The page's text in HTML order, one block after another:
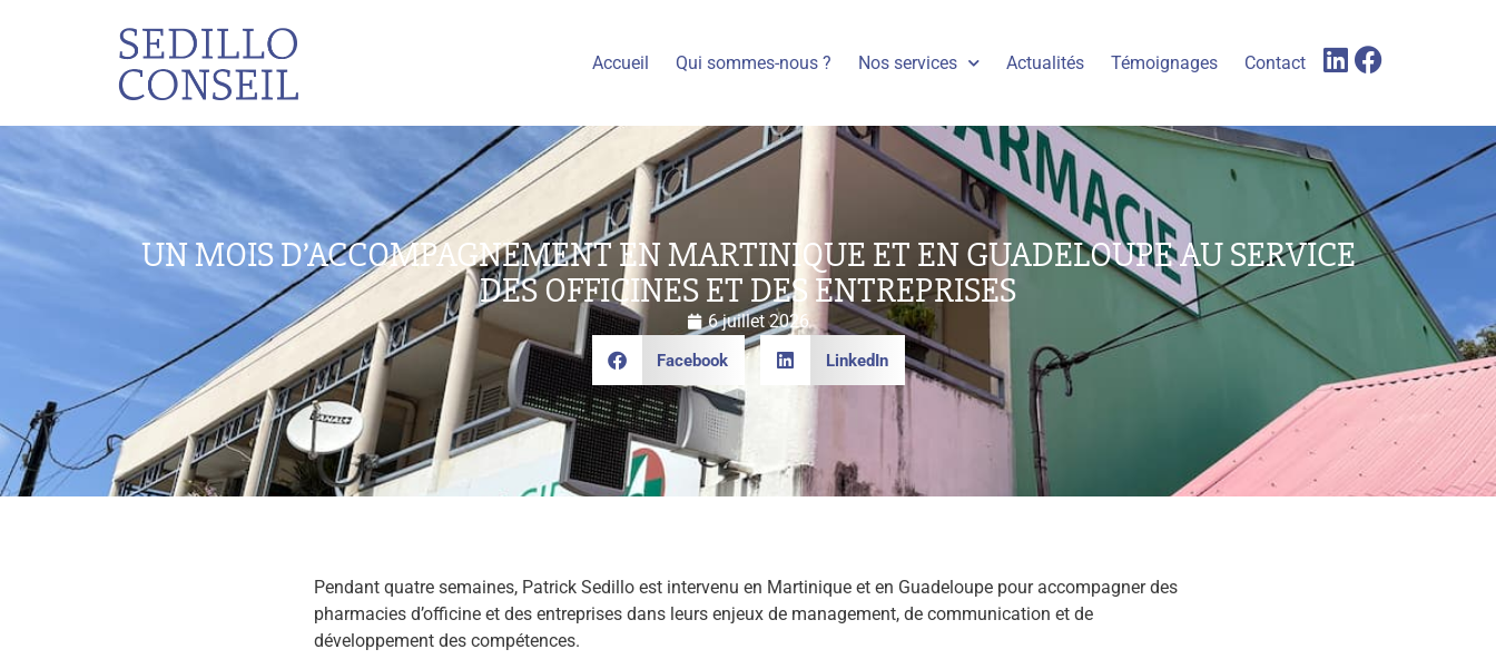
Accueil Qui sommes-nous ? Nos services Actualités Témoignages Contact
UN MOIS D’ACCOMPAGNEMENT EN MARTINIQUE ET EN GUADELOUPE AU SERVICE
DES OFFICINES ET DES ENTREPRISES
6 juillet 2026
Facebook LinkedIn
Pendant quatre semaines, Patrick Sedillo est intervenu en Martinique et en Guadeloupe pour accompagner des
pharmacies d’officine et des entreprises dans leurs enjeux de management, de communication et de
développement des compétences.